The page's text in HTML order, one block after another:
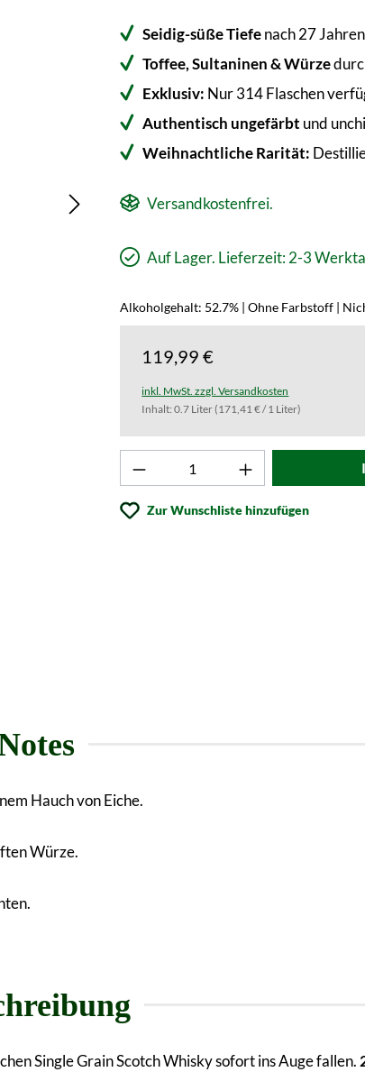
Seidig-süße Tiefenach 27
Toffee, Sultaninen & Würze
Exklusiv: Nur 314 Flaschen
Authentisch ungefärbt und
Weihnachtliche Rarität:
Versandkostenfrei.
Auf Lager. Lieferzeit: 2-3
Alkoholgehalt: 52.7% | Ohne Farbstoff |
119,99 €
inkl. MwSt. zzgl. Versandkosten
Inhalt:0.7 Liter(171,41 € / 1 Liter)
Produkt Anzahl: Gib
Zur Wunschliste hinzufügen
Hauch von Eiche.
Würze.
Single Grain Scotch Whisky sofort ins Auge fallen.